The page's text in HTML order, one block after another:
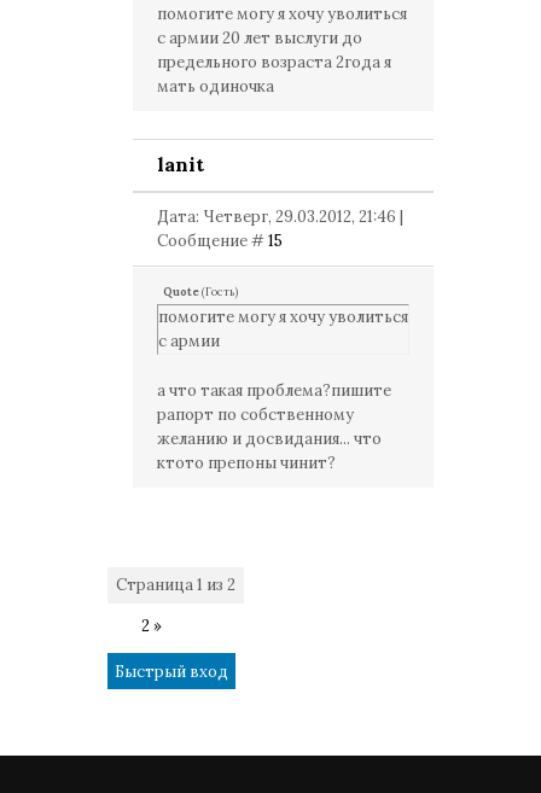
помогите могу я хочу уволиться
с армии 20 лет выслуги до
предельного возраста 2года я
мать одиночка
lanit
Дата: Четверг, 29.03.2012, 21:46 |
Сообщение #15
Quote(Гость)
помогите могу я хочу уволиться
с армии
а что такая проблема?пишите
рапорт по собственному
желанию и досвидания... что
ктото препоны чинит?
Страница1 из 2
2 »